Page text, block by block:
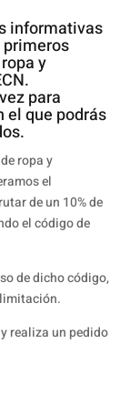
informativas
primeros
y
para
el que podrás
ropa y
el
de un 10% de
el código de
de dicho código,
realiza un pedido